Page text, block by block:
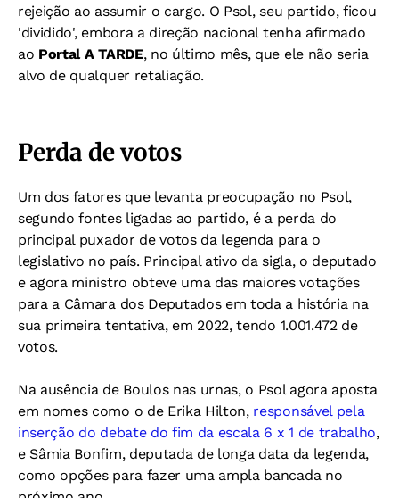
rejeição ao assumir o cargo. O Psol, seu partido, ficou
'dividido', embora a direção nacional tenha afirmado
ao Portal A TARDE, no último mês, que ele não seria
alvo de qualquer retaliação.
Perda de votos
Um dos fatores que levanta preocupação no Psol,
segundo fontes ligadas ao partido, é a perda do
principal puxador de votos da legenda para o
legislativo no país. Principal ativo da sigla, o deputado
e agora ministro obteve uma das maiores votações
para a Câmara dos Deputados em toda a história na
sua primeira tentativa, em 2022, tendo 1.001.472 de
votos.
Na ausência de Boulos nas urnas, o Psol agora aposta
em nomes como o de Erika Hilton, responsável pela
inserção do debate do fim da escala 6 x 1 de trabalho,
e Sâmia Bonfim, deputada de longa data da legenda,
como opções para fazer uma ampla bancada no